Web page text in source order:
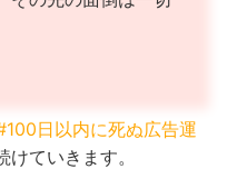
日以内に死ぬ広告運
けていきます。